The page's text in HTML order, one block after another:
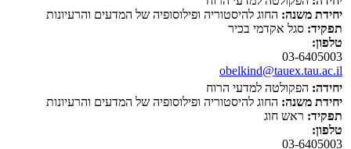
יחידת משנה: החוג להיסטוריה ופילוסופיה של המדעים והרעיונות
תפקיד: סגל אקדמי בכיר
טלפון:
03-6405003
obelkind@tauex.tau.ac.il
יחידה: הפקולטה למדעי הרוח
יחידת משנה: החוג להיסטוריה ופילוסופיה של המדעים והרעיונות
תפקיד: ראש חוג
טלפון:
03-6405003